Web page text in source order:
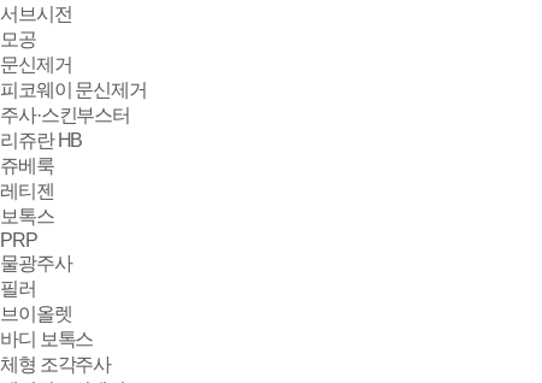
서브시전
모공
문신제거
피코웨이 문신제거
주사·스킨부스터
리쥬란 HB
쥬베룩
레티젠
보톡스
PRP
물광주사
필러
브이올렛
바디 보톡스
체형 조각주사